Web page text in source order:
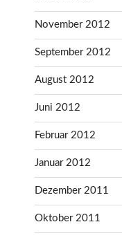
November 2012
September 2012
August 2012
Juni 2012
Februar 2012
Januar 2012
Dezember 2011
Oktober 2011